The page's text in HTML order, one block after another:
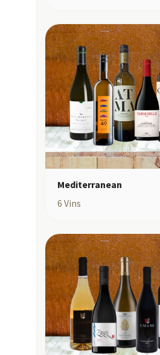
Mediterranean
6 Vins